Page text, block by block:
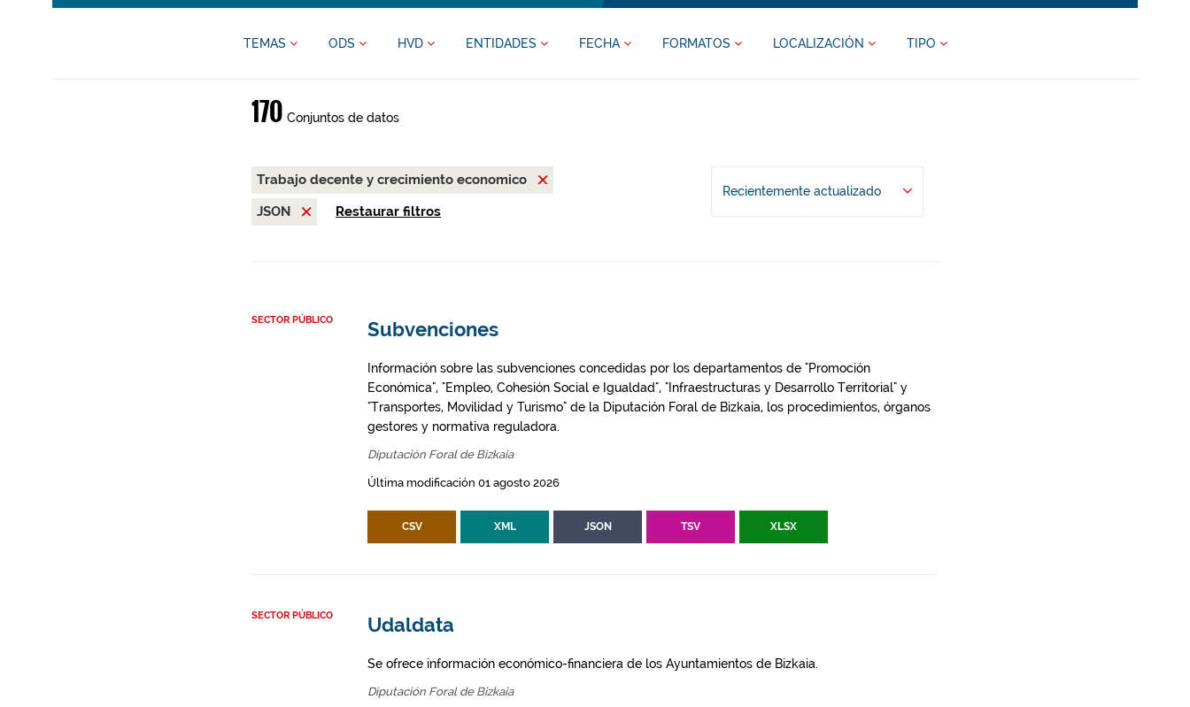
TEMAS ODS HVD ENTIDADES FECHA FORMATOS LOCALIZACIÓN TIPO
170 Conjuntos de datos
Trabajo decente y crecimiento economico
JSON
Restaurar filtros
Recientemente actualizado
SECTOR PÚBLICO Subvenciones
Información sobre las subvenciones concedidas por los departamentos de "Promoción
Económica", "Empleo, Cohesión Social e Igualdad", "Infraestructuras y Desarrollo Territorial" y
"Transportes, Movilidad y Turismo" de la Diputación Foral de Bizkaia, los procedimientos, órganos
gestores y normativa reguladora.
Diputación Foral de Bizkaia
Última modificación 01 agosto 2026
CSV XML JSON TSV XLSX
SECTOR PÚBLICO Udaldata
Se ofrece información económico-financiera de los Ayuntamientos de Bizkaia.
Diputación Foral de Bizkaia